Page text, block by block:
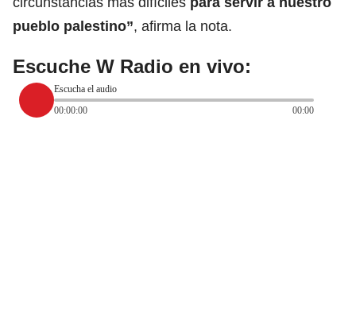
pueblo palestino”, afirma la nota.
Escuche W Radio en vivo:
Escucha el audio
00:00:00
00:00